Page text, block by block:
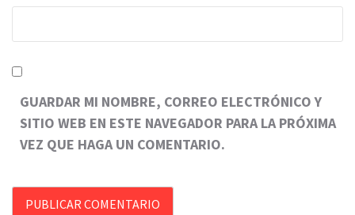
GUARDAR MI NOMBRE, CORREO ELECTRÓNICO Y
SITIO WEB EN ESTE NAVEGADOR PARA LA PRÓXIMA
VEZ QUE HAGA UN COMENTARIO.